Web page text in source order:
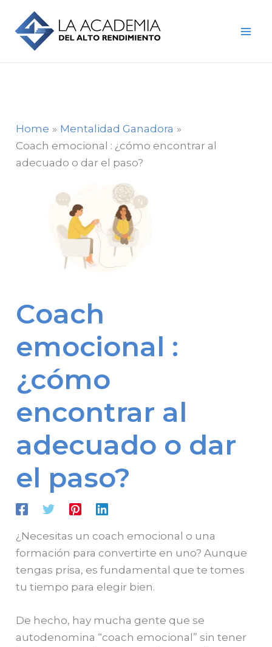
content
Home
Mentalidad Ganadora
Coach emocional : ¿cómo encontrar al
adecuado o dar el paso?
Coach
emocional :
¿cómo
encontrar al
adecuado o dar
el paso?
¿Necesitas un coach emocional o una
formación para convertirte en uno? Aunque
tengas prisa, es fundamental que te tomes
tu tiempo para elegir bien.
De hecho, hay mucha gente que se
autodenomina “coach emocional” sin tener